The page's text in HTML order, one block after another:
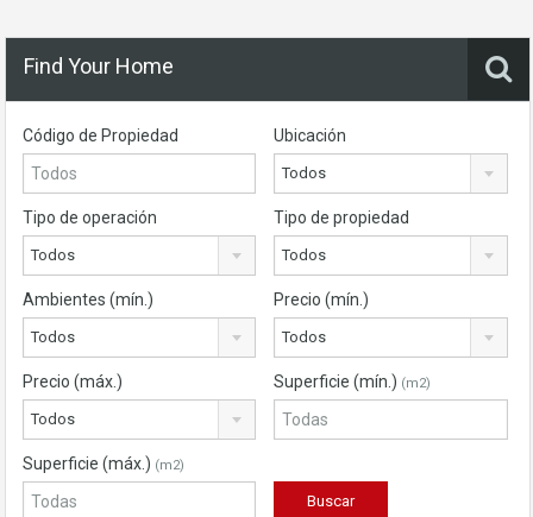
Find Your Home
Código de Propiedad Ubicación
Todos
Tipo de operación
Todos
Tipo de propiedad
Todos
Ambientes (mín.)
Todos
Precio (mín.)
Todos
Precio (máx.)
Todos
Superficie (mín.) (m2)
Superficie (máx.) (m2)